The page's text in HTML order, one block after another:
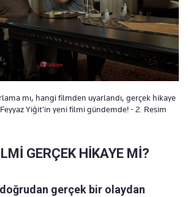
mı, hangi filmden uyarlandı, gerçek hikaye
Yiğit'in yeni filmi gündemde! - 2. Resim
GERÇEK HİKAYE Mİ?
gerçek bir olaydan